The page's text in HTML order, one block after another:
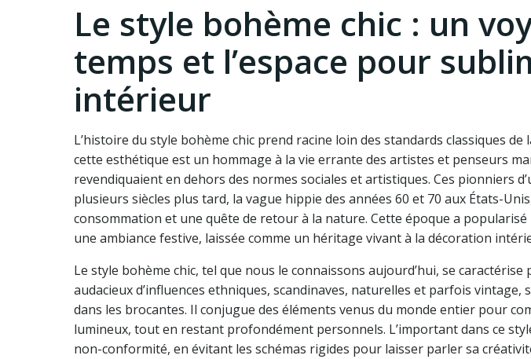
Le style bohème chic : un
temps et l’espace pour
intérieur
L’histoire du style bohème chic prend racine loin des standards classiques de
cette esthétique est un hommage à la vie errante des artistes et penseurs
revendiquaient en dehors des normes sociales et artistiques. Ces pionniers
plusieurs siècles plus tard, la vague hippie des années 60 et 70 aux États-
consommation et une quête de retour à la nature. Cette époque a
une ambiance festive, laissée comme un héritage vivant à la décoration
Le style bohème chic, tel que nous le connaissons aujourd’hui, se
audacieux d’influences ethniques, scandinaves, naturelles et parfois vintage,
dans les brocantes. Il conjugue des éléments venus du monde entier pour
lumineux, tout en restant profondément personnels. L’important dans ce
non-conformité, en évitant les schémas rigides pour laisser parler sa